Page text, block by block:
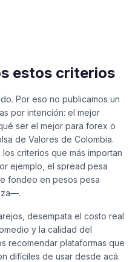
estos criterios
Por eso no publicamos un
por intención: el mejor
ser el mejor para forex o
de Valores de Colombia.
criterios que más importan
ejemplo, el spread pesa
fondeo en pesos pesa
desempata el costo real
y la calidad del
recomendar plataformas que
difíciles de usar desde acá.